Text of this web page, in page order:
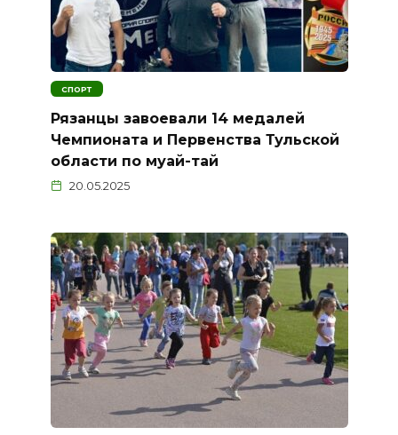
СПОРТ
Рязанцы завоевали 14 медалей
Чемпионата и Первенства Тульской
области по муай-тай
20.05.2025